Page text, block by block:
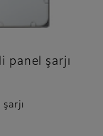
panel şarjı